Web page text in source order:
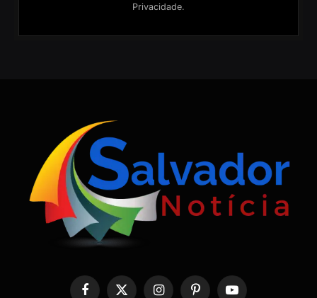
Privacidade.
Facebook
X InstagramPinterestYouTube